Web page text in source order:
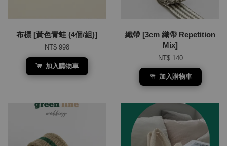
布標 [黃色青蛙 (4個/組)]
NT$ 998
加入購物車
織帶 [3cm 織帶 Repetition
Mix]
NT$ 140
加入購物車